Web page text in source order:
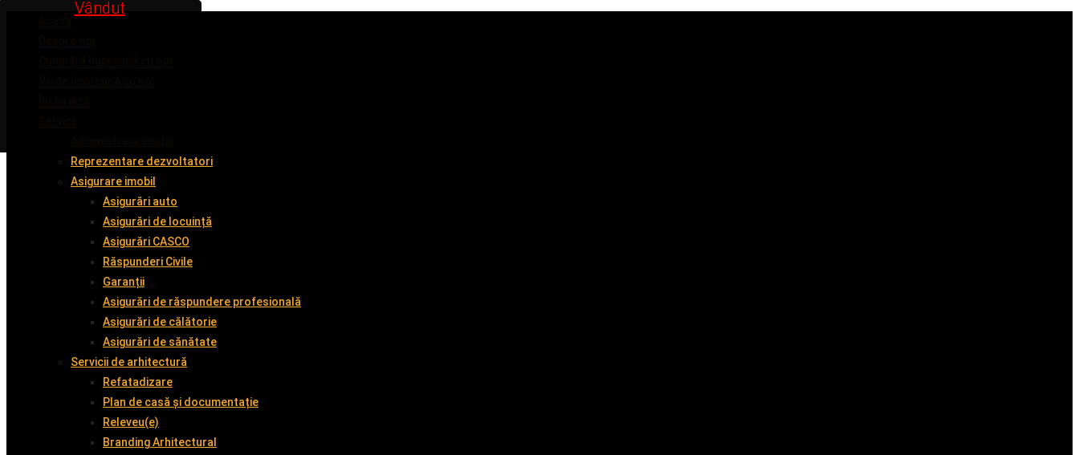
Reprezentare dezvoltatori
Asigurare imobil
Asigurări auto
Asigurări de locuință
Asigurări CASCO
Răspunderi Civile
Garanții
Asigurări de răspundere profesională
Asigurări de călătorie
Asigurări de sănătate
Servicii de arhitectură
Refatadizare
Plan de casă și documentație
Releveu(e)
Branding Arhitectural
Vândut
Vândut
Vândut
Vândut